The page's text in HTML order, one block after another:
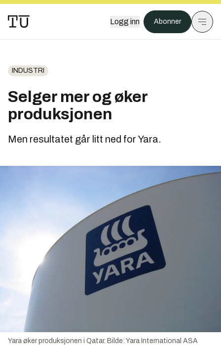
Logg inn Abonner
INDUSTRI
Selger mer og øker
produksjonen
Men resultatet går litt ned for Yara.
Yara øker produksjonen i Qatar. Bilde: Yara International ASA